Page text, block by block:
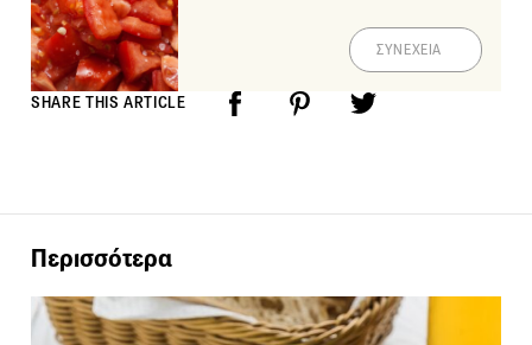
ΣΥΝΕΧΕΙΑ
SHARE THIS ARTICLE
Περισσότερα